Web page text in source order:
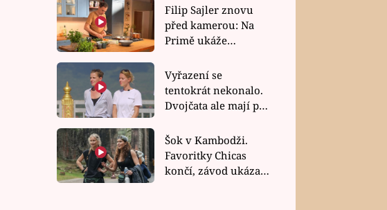
Filip Sajler znovu
před kamerou: Na
Primě ukáže
rychlé recepty
Vyřazení se
tentokrát nekonalo.
Dvojčata ale mají po
závodu nůž na krku
Šok v Kambodži.
Favoritky Chicas
končí, závod ukázal